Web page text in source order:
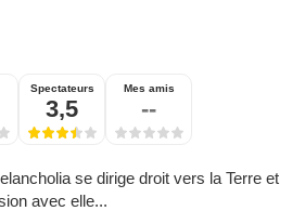
Spectateurs
3,5
Mes amis
--
se dirige droit vers la Terre et
avec elle...